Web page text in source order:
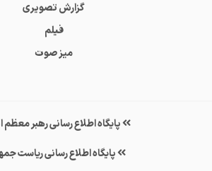
گزارش تصویری
فیلم
میز صوت
پایگاه اطلاع رسانی رهبر معظم
پایگاه اطلاع رسانی ریاست